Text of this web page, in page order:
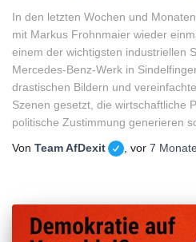
In den letzten Wochen und
mit Markus Frohnmaier wieder
einem der wichtigsten industriellen
Mercedes-Benz-Werk in
drastischen Bildern und
Szenen gesetzt, die wirtschaftliche
politische Zustimmung generieren
Von Team AfDexit , vor 7